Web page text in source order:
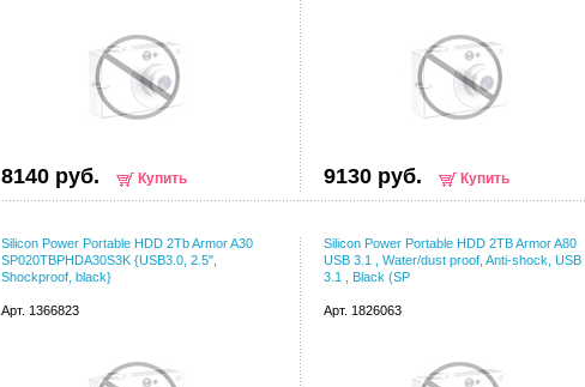
8140 руб. Купить 9130 руб. Купить
Silicon Power Portable HDD 2Tb Armor A30
SP020TBPHDA30S3K {USB3.0, 2.5",
Shockproof, black}
Арт. 1366823
Silicon Power Portable HDD 2TB Armor A80
USB 3.1 , Water/dust proof, Anti-shock, USB
3.1 , Black (SP
Арт. 1826063